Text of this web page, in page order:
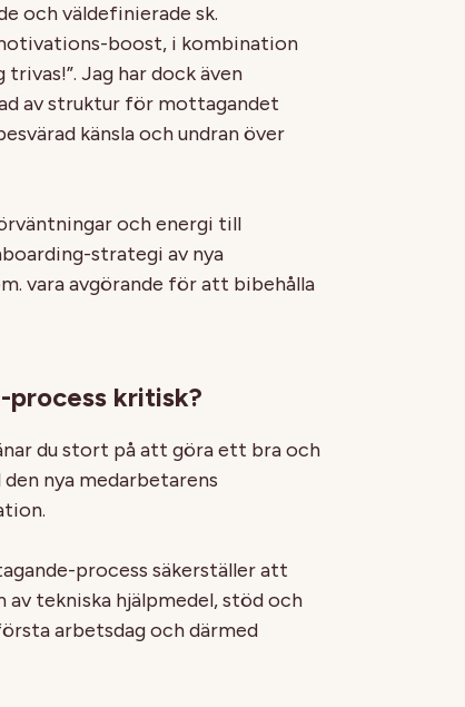
och väldefinierade sk.
boost, i kombination
Jag har dock även
av struktur för mottagandet
känsla och undran över
och energi till
strategi av nya
vara avgörande för att bibehålla
kritisk?
du stort på att göra ett bra och
nya medarbetarens
process säkerställer att
tekniska hjälpmedel, stöd och
arbetsdag och därmed